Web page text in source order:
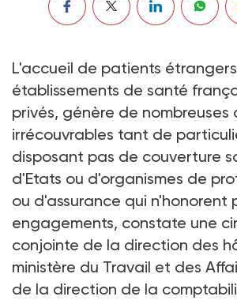
L'accueil de patients
établissements de santé
privés, génère de nombreuses
irrécouvrables tant de
disposant pas de couverture
d'Etats ou d'organismes de
ou d'assurance qui n'honorent
engagements, constate une
conjointe de la direction des
ministère du Travail et des
de la direction de la